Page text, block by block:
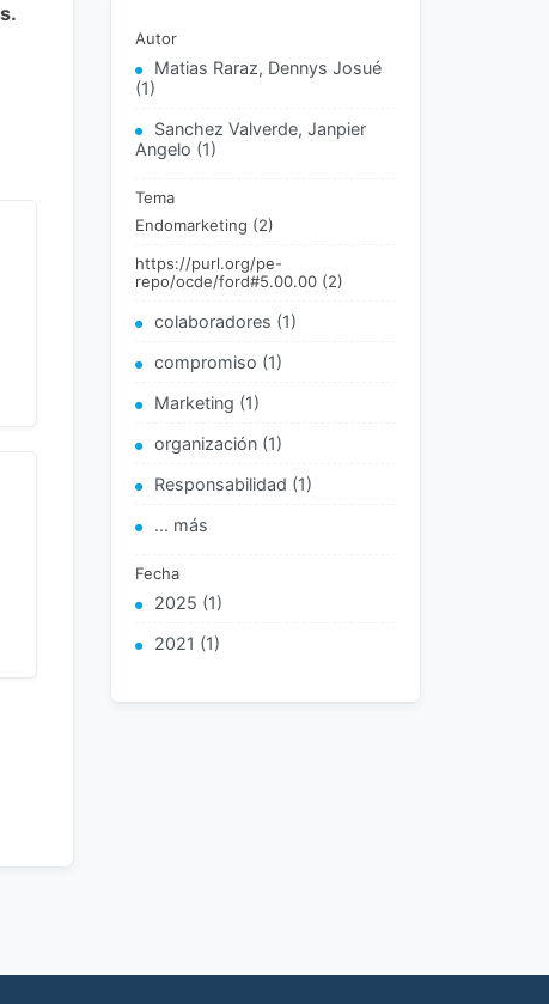
Autor
Matias Raraz, Dennys Josué
(1)
Sanchez Valverde, Janpier
Angelo (1)
Tema
Endomarketing (2)
https://purl.org/pe-
repo/ocde/ford#5.00.00 (2)
colaboradores (1)
compromiso (1)
Marketing (1)
organización (1)
Responsabilidad (1)
... más
Fecha
2025 (1)
2021 (1)